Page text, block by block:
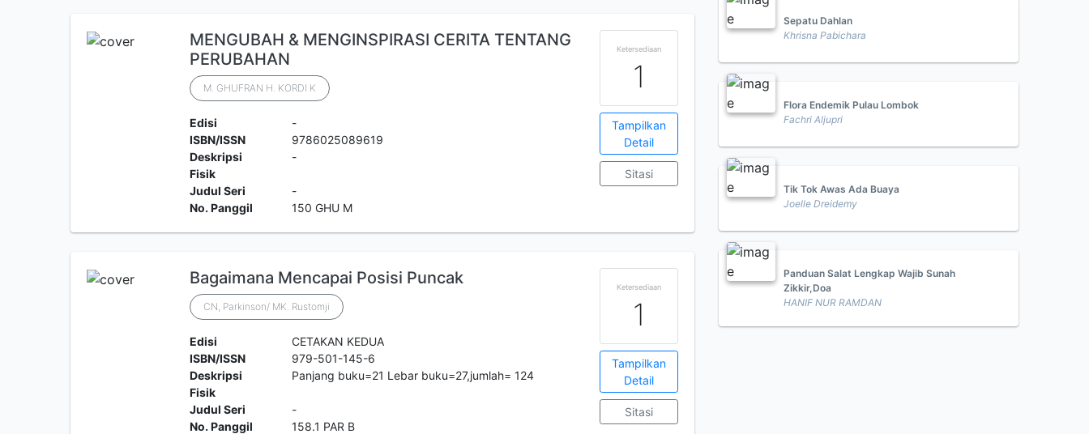
MENGUBAH & MENGINSPIRASI CERITA TENTANG
PERUBAHAN
M. GHUFRAN H. KORDI K
Edisi
-
ISBN/ISSN
9786025089619
Deskripsi
Fisik
-
Judul Seri
-
No. Panggil
150 GHU M
Ketersediaan
1
Tampilkan
Detail
Sitasi
Bagaimana Mencapai Posisi Puncak
CN, Parkinson/ MK. Rustomji
Edisi
CETAKAN KEDUA
ISBN/ISSN
979-501-145-6
Deskripsi
Fisik
Panjang buku=21 Lebar buku=27,jumlah= 124
Judul Seri
-
No. Panggil
158.1 PAR B
Ketersediaan
1
Tampilkan
Detail
Sitasi
Sepatu Dahlan
Khrisna Pabichara
Flora Endemik Pulau Lombok
Fachri Aljupri
Tik Tok Awas Ada Buaya
Joelle Dreidemy
Panduan Salat Lengkap Wajib Sunah
Zikkir,Doa
HANIF NUR RAMDAN